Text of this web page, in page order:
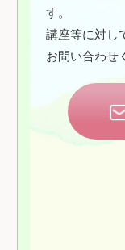
す。
講座等に対し
お問い合わせ